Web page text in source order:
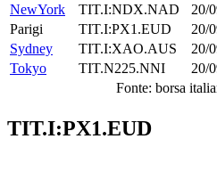
NewYork
TIT.I:NDX.NAD 20/
Parigi
TIT.I:PX1.EUD 20/
Sydney
TIT.I:XAO.AUS 20/
Tokyo
TIT.N225.NNI 20/
Fonte: borsa
TIT.I:PX1.EUD